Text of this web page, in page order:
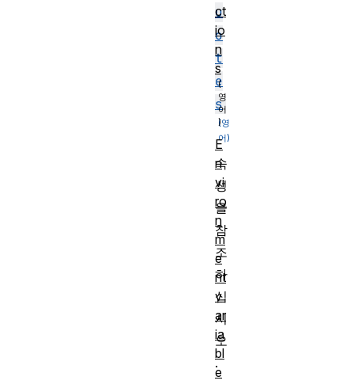
u
o
t
e
s
속
성
을
참
조
하
십
시
오
.
ct
io
n
s
E
n
vi
ro
n
m
e
nt
v
ar
ia
bl
e